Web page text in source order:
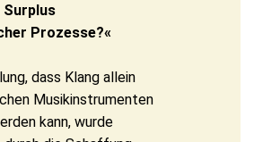
Surplus
Prozesse?«
dass Klang allein
Musikinstrumenten
kann, wurde